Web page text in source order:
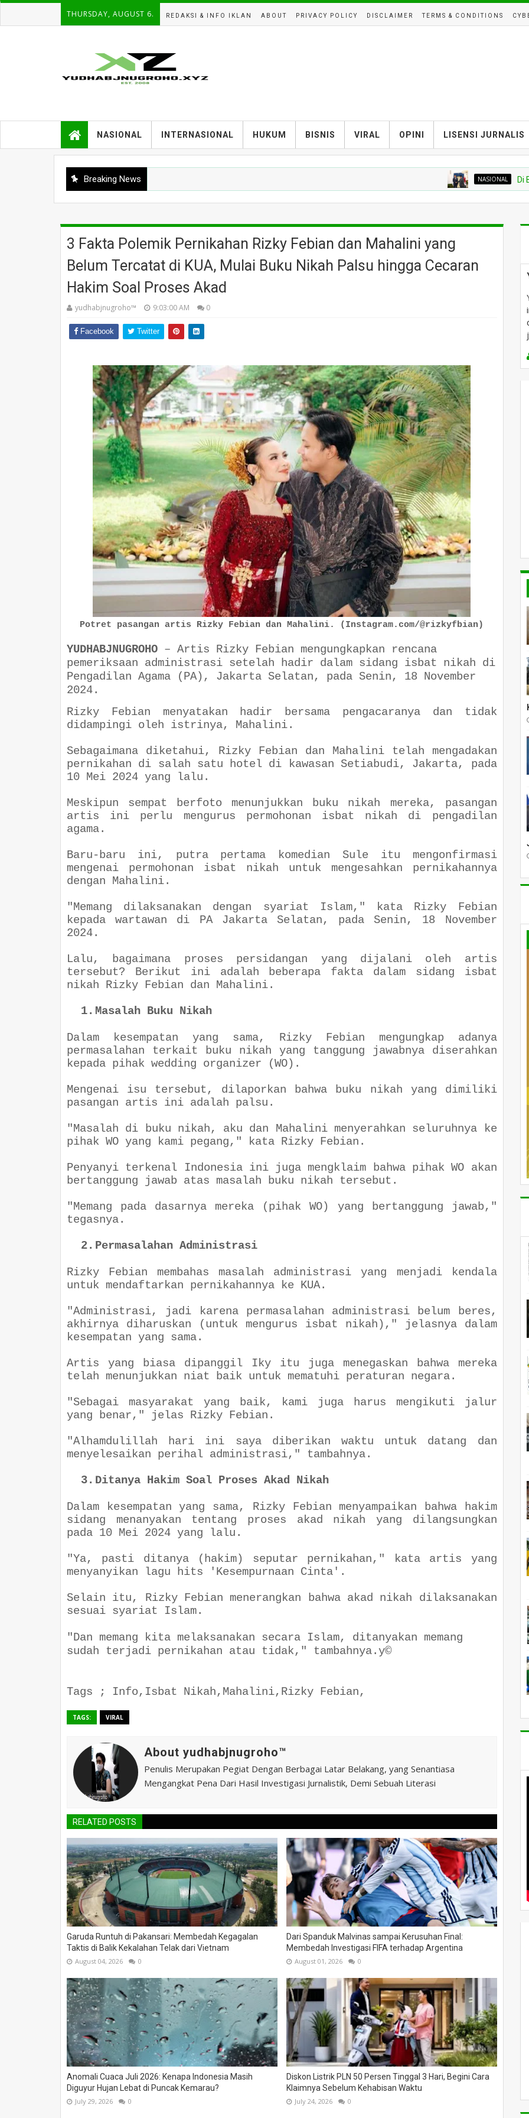
THURSDAY, AUGUST 6. REDAKSI & INFO IKLAN ABOUT PRIVACY POLICY DISCLAIMER TERMS & CONDITIONS
NASIONAL INTERNASIONAL HUKUM BISNIS VIRAL OPINI LISENSI JURNALIS
Breaking News NASIONAL Di Balik
3 Fakta Polemik Pernikahan Rizky Febian dan Mahalini yang
Belum Tercatat di KUA, Mulai Buku Nikah Palsu hingga Cecaran
Hakim Soal Proses Akad
yudhabjnugroho™️ 9:03:00 AM 0
Facebook Twitter
Potret pasangan artis Rizky Febian dan Mahalini. (Instagram.com/@rizkyfbian)
YUDHABJNUGROHO – Artis Rizky Febian mengungkapkan rencana
pemeriksaan administrasi setelah hadir dalam sidang isbat nikah di
Pengadilan Agama (PA), Jakarta Selatan, pada Senin, 18 November
2024.
Rizky Febian menyatakan hadir bersama pengacaranya dan tidak
didampingi oleh istrinya, Mahalini.
Sebagaimana diketahui, Rizky Febian dan Mahalini telah mengadakan
pernikahan di salah satu hotel di kawasan Setiabudi, Jakarta, pada
10 Mei 2024 yang lalu.
Meskipun sempat berfoto menunjukkan buku nikah mereka, pasangan
artis ini perlu mengurus permohonan isbat nikah di pengadilan
agama.
Baru-baru ini, putra pertama komedian Sule itu mengonfirmasi
mengenai permohonan isbat nikah untuk mengesahkan pernikahannya
dengan Mahalini.
"Memang dilaksanakan dengan syariat Islam," kata Rizky Febian
kepada wartawan di PA Jakarta Selatan, pada Senin, 18 November
2024.
Lalu, bagaimana proses persidangan yang dijalani oleh artis
tersebut? Berikut ini adalah beberapa fakta dalam sidang isbat
nikah Rizky Febian dan Mahalini.
1. Masalah Buku Nikah
Dalam kesempatan yang sama, Rizky Febian mengungkap adanya
permasalahan terkait buku nikah yang tanggung jawabnya diserahkan
kepada pihak wedding organizer (WO).
Mengenai isu tersebut, dilaporkan bahwa buku nikah yang dimiliki
pasangan artis ini adalah palsu.
"Masalah di buku nikah, aku dan Mahalini menyerahkan seluruhnya ke
pihak WO yang kami pegang," kata Rizky Febian.
Penyanyi terkenal Indonesia ini juga mengklaim bahwa pihak WO akan
bertanggung jawab atas masalah buku nikah tersebut.
"Memang pada dasarnya mereka (pihak WO) yang bertanggung jawab,"
tegasnya.
2. Permasalahan Administrasi
Rizky Febian membahas masalah administrasi yang menjadi kendala
untuk mendaftarkan pernikahannya ke KUA.
"Administrasi, jadi karena permasalahan administrasi belum beres,
akhirnya diharuskan (untuk mengurus isbat nikah) ," jelasnya dalam
kesempatan yang sama.
Artis yang biasa dipanggil Iky itu juga menegaskan bahwa mereka
telah menunjukkan niat baik untuk mematuhi peraturan negara.
"Sebagai masyarakat yang baik, kami juga harus mengikuti jalur
yang benar," jelas Rizky Febian.
"Alhamdulillah hari ini saya diberikan waktu untuk datang dan
menyelesaikan perihal administrasi," tambahnya.
3. Ditanya Hakim Soal Proses Akad Nikah
Dalam kesempatan yang sama, Rizky Febian menyampaikan bahwa hakim
sidang menanyakan tentang proses akad nikah yang dilangsungkan
pada 10 Mei 2024 yang lalu.
"Ya, pasti ditanya (hakim) seputar pernikahan," kata artis yang
menyanyikan lagu hits 'Kesempurnaan Cinta'.
Selain itu, Rizky Febian menerangkan bahwa akad nikah dilaksanakan
sesuai syariat Islam.
"Dan memang kita melaksanakan secara Islam, ditanyakan memang
sudah terjadi pernikahan atau tidak," tambahnya.y©
Tags ; Info,Isbat Nikah,Mahalini,Rizky Febian,
TAGS: VIRAL
About yudhabjnugroho™️
Penulis Merupakan Pegiat Dengan Berbagai Latar Belakang, yang Senantiasa
Mengangkat Pena Dari Hasil Investigasi Jurnalistik, Demi Sebuah Literasi
RELATED POSTS
Garuda Runtuh di Pakansari: Membedah Kegagalan
Taktis di Balik Kekalahan Telak dari Vietnam
August 04, 2026 0
Dari Spanduk Malvinas sampai Kerusuhan Final:
Membedah Investigasi FIFA terhadap Argentina
August 01, 2026 0
Anomali Cuaca Juli 2026: Kenapa Indonesia Masih
Diguyur Hujan Lebat di Puncak Kemarau?
July 29, 2026 0
Diskon Listrik PLN 50 Persen Tinggal 3 Hari, Begini Cara
Klaimnya Sebelum Kehabisan Waktu
July 24, 2026 0